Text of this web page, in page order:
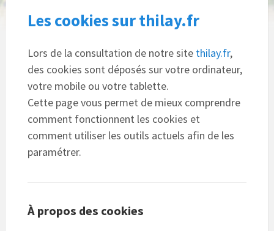
Les cookies sur thilay.fr
Lors de la consultation de notre site thilay.fr,
des cookies sont déposés sur votre ordinateur,
votre mobile ou votre tablette.
Cette page vous permet de mieux comprendre
comment fonctionnent les cookies et
comment utiliser les outils actuels afin de les
paramétrer.
À propos des cookies